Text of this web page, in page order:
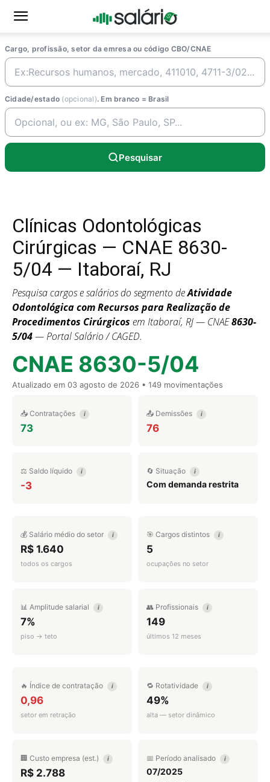
Cargo, profissão, setor da emresa ou código CBO/CNAE
Cidade/estado (opcional). Em branco = Brasil
Pesquisar
Clínicas Odontológicas
Cirúrgicas — CNAE 8630-
5/04 — Itaboraí, RJ
Pesquisa cargos e salários do segmento deAtividade
Odontológica com Recursos para Realização de
Procedimentos Cirúrgicos em Itaboraí, RJ — CNAE8630-
5/04— Portal Salário / CAGED.
CNAE 8630-5/04
Atualizado em 03 agosto de 2026 • 149 movimentações
📥 Contratações i
73
📤 Demissões i
76
⚖️ Saldo líquido i
-3
🔄 Situação i
Com demanda restrita
💰 Salário médio do setor i
R$ 1.640
todos os cargos
🎯 Cargos distintos i
5
ocupações no setor
📊 Amplitude salarial i
7%
piso → teto
👥 Profissionais i
149
últimos 12 meses
🔥 Índice de contratação i
0,96
setor em retração
🔁 Rotatividade i
49%
alta — setor dinâmico
🏢 Custo empresa (est.) i
R$ 2.788
📅 Período analisado i
07/2025